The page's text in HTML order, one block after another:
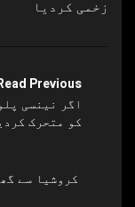
زخمی کردیا
Previous
اگر نینسی
کو متحرک
کروشیا سے